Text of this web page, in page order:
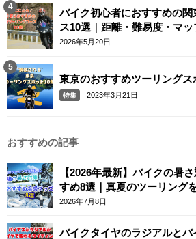
バイク初心者におすすめの
ス10選｜距離・難易度・マッ
2026年5月20日
東京のおすすめツーリングス
特集 2023年3月21日
おすすめの記事
【2026年最新】バイクの暑
すめ8選｜真夏のツーリング
テム
2026年7月8日
バイクタイヤのラジアルと